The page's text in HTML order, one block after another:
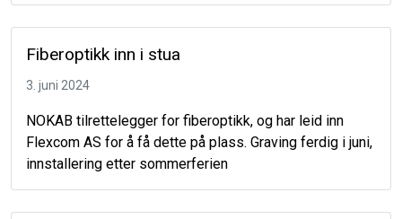
Fiberoptikk inn i stua
3. juni 2024
NOKAB tilrettelegger for fiberoptikk, og har leid inn
Flexcom AS for å få dette på plass. Graving ferdig i juni,
innstallering etter sommerferien